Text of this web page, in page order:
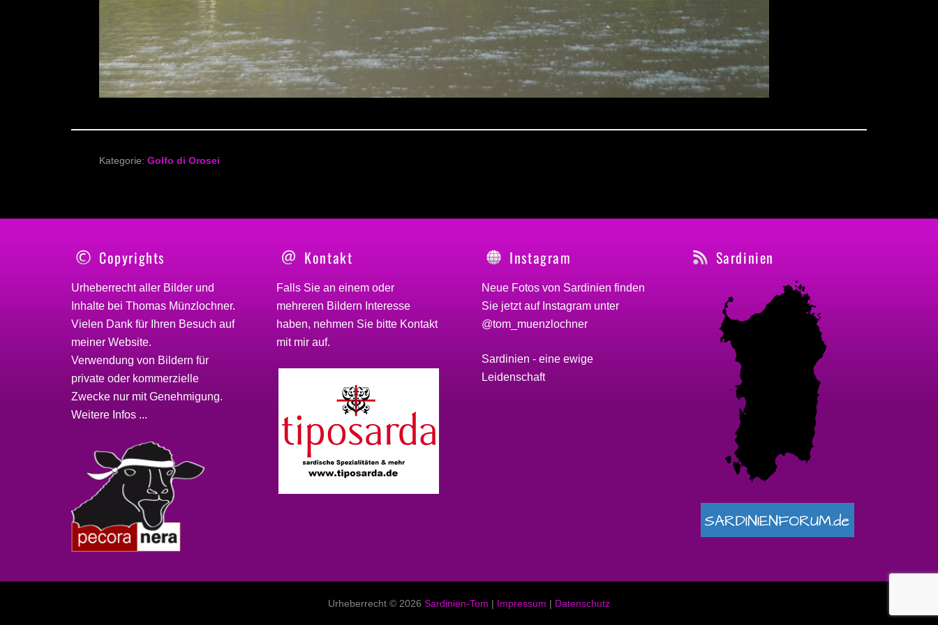
Kategorie: Golfo di Orosei
Copyrights
Urheberrecht aller Bilder und
Inhalte bei Thomas Münzlochner.
Vielen Dank für Ihren Besuch auf
meiner Website.
Verwendung von Bildern für
private oder kommerzielle
Zwecke nur mit Genehmigung.
Weitere Infos ...
Kontakt
Falls Sie an einem oder
mehreren Bildern Interesse
haben, nehmen Sie bitte Kontakt
mit mir auf.
Instagram
Neue Fotos von Sardinien finden
Sie jetzt auf Instagram unter
@tom_muenzlochner
Sardinien - eine ewige
Leidenschaft
Sardinien
Urheberrecht © 2026 Sardinien-Tom | Impressum | Datenschutz